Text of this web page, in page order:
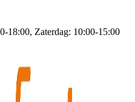
18:00, Zaterdag: 10:00-15:00